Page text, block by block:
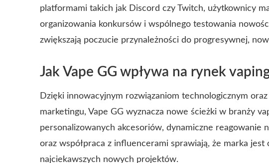
platformami takich jak Discord czy Twitch, użytkownicy
organizowania konkursów i wspólnego testowania
zwiększają poczucie przynależności do progresywnej,
Jak Vape GG wpływa na rynek
Dzięki innowacyjnym rozwiązaniom technologicznym
marketingu, Vape GG wyznacza nowe ścieżki w branży
personalizowanych akcesoriów, dynamiczne
oraz współpraca z influencerami sprawiają, że marka
najciekawszych nowych projektów.